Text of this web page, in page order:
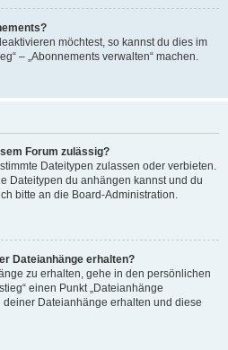
möchtest, so kannst du dies im
– „Abonnements verwalten“ machen.
Forum zulässig?
Dateitypen zulassen oder verbieten.
Dateitypen du anhängen kannst und du
bitte an die Board-Administration.
Dateianhänge erhalten?
zu erhalten, gehe in den persönlichen
einen Punkt „Dateianhänge
Dateianhänge erhalten und diese